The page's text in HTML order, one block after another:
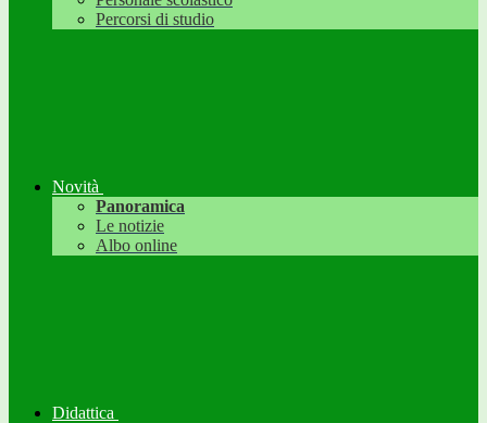
Percorsi di studio
Novità
Panoramica
Le notizie
Albo online
Didattica